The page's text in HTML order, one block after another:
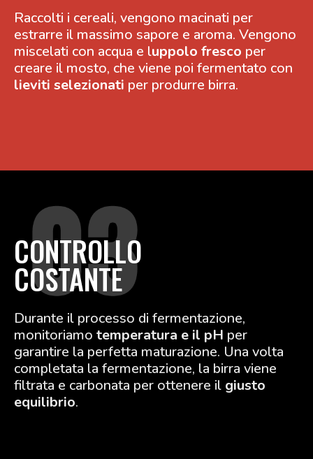
Raccolti i cereali, vengono macinati per
estrarre il massimo sapore e aroma. Vengono
miscelati con acqua e luppolo fresco per
creare il mosto, che viene poi fermentato con
lieviti selezionati per produrre birra.
CONTROLLO
COSTANTE
Durante il processo di fermentazione,
monitoriamo temperatura e il pH per
garantire la perfetta maturazione. Una volta
completata la fermentazione, la birra viene
filtrata e carbonata per ottenere il giusto
equilibrio.